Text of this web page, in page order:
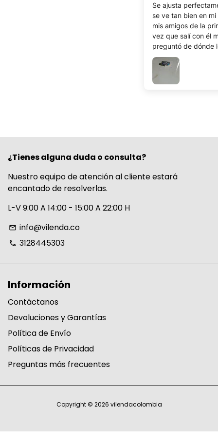
Se ajusta
se ve tan bien en mi
mis amigos de la
vez que salí con él
preguntó de dónde
conseguí, ya que
nada similar en
tiendas.
¿Tienes alguna duda o consulta?
Nuestro equipo de atención al cliente estará
encantado de resolverlas.
L-V 9:00 A 14:00 - 15:00 A 22:00 H
email info@vilenda.co
phone 3128445303
Información
Contáctanos
Devoluciones y Garantías
Política de Envío
Políticas de Privacidad
Preguntas más frecuentes
Copyright © 2026 vilendacolombia